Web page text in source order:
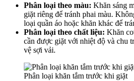
Phân loại theo màu: Khăn sáng
giặt riêng để tránh phai màu.
loại quần áo hoặc khăn khác để
Phân loại theo chất liệu: Khăn
cần được giặt với nhiệt độ và chu
vệ sợi vải.
Phân loại khăn tắm trước khi giặt